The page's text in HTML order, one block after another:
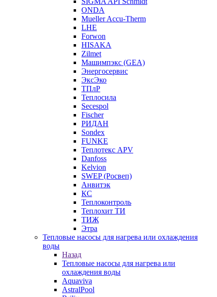
ONDA
Mueller Accu-Therm
LHE
Forwon
HISAKA
Zilmet
Машимпэкс (GEA)
Энергосервис
ЭксЭко
ТПлР
Теплосила
Secespol
Fischer
РИДАН
Sondex
FUNKE
Теплотекс APV
Danfoss
Kelvion
SWEP (Росвеп)
Анвитэк
КС
Теплоконтроль
Теплохит ТИ
ТИЖ
Этра
Тепловые насосы для нагрева или охлаждения
воды
Назад
Тепловые насосы для нагрева или
охлаждения воды
Aquaviva
AstralPool